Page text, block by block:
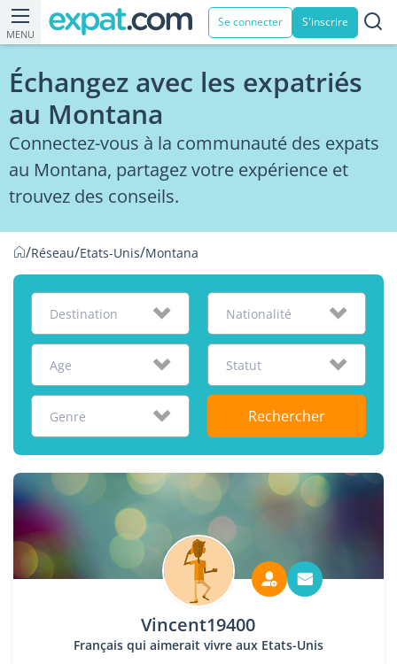
MENU
Se connecter S'inscrire
Échangez avec les expatriés
au Montana
Connectez-vous à la communauté des expats
au Montana, partagez votre expérience et
trouvez des conseils.
/Réseau/Etats-Unis/Montana
Destination Nationalité
Age Statut
Genre Rechercher
Vincent19400
Français qui aimerait vivre aux Etats-Unis